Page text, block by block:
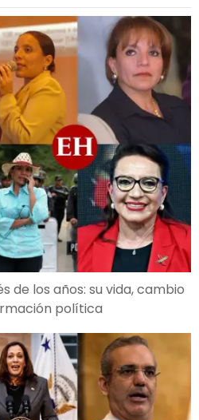
de los años: su vida, cambio
política